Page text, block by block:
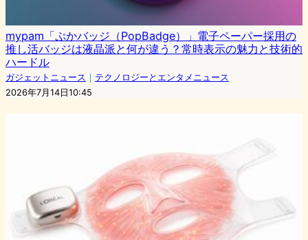
mypam「ぷかバッジ（PopBadge）」電子ペーパー採用の
推し活バッジは液晶派と何が違う？常時表示の魅力と技術的
ハードル
ガジェットニュース ｜ テクノロジーとエンタメニュース
2026年7月14日10:45